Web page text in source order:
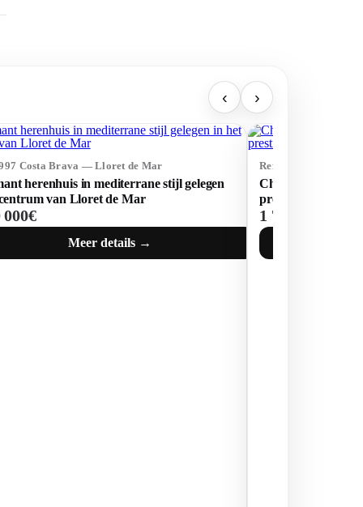
‹ ›
Costa Brava — Lloret de Mar
herenhuis in mediterrane stijl gelegen
van Lloret de Mar
000€
Meer details →
Ref: 74037 Costa
Charmante villa
prestigieuze
1 700 000€